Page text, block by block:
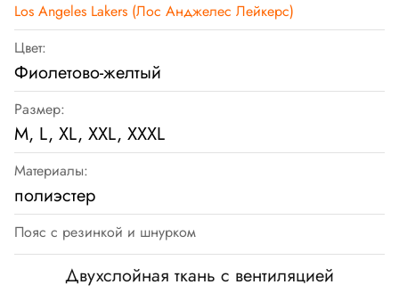
Los Angeles Lakers (Лос Анджелес Лейкерс)
Цвет:
Фиолетово-желтый
Размер:
M, L, XL, XXL, XXXL
Материалы:
полиэстер
Пояс с резинкой и шнурком
Двухслойная ткань с вентиляцией